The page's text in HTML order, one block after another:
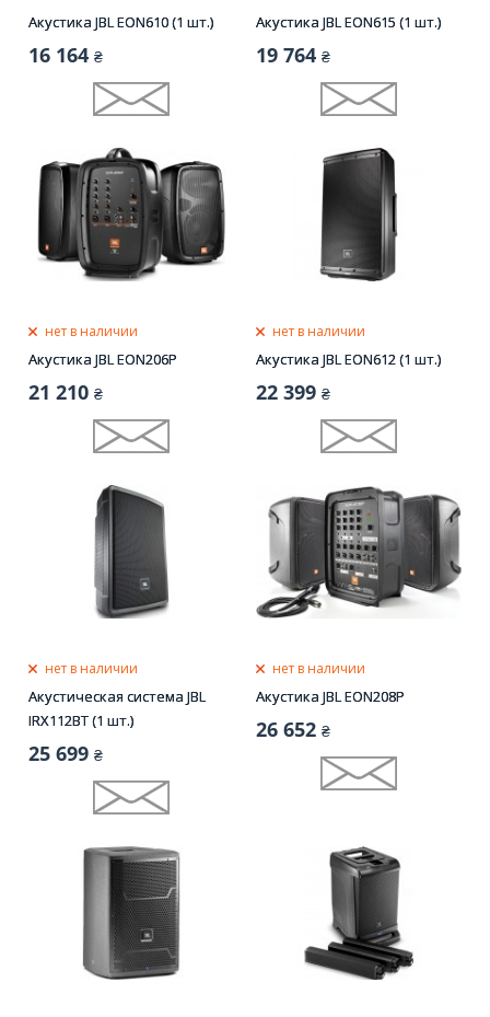
Акустика JBL EON610 (1 шт.)
16 164 ₴
Акустика JBL EON615 (1 шт.)
19 764 ₴
нет в наличии
Акустика JBL EON206P
21 210 ₴
нет в наличии
Акустика JBL EON612 (1 шт.)
22 399 ₴
нет в наличии
Акустическая система JBL
IRX112BT (1 шт.)
25 699 ₴
нет в наличии
Акустика JBL EON208P
26 652 ₴